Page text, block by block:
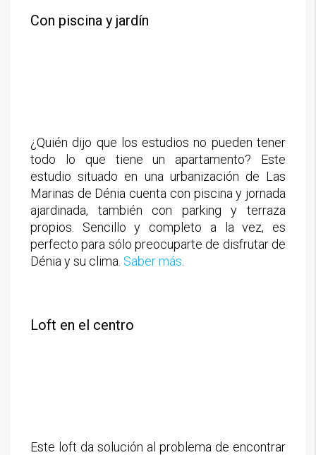
Con piscina y jardín
¿Quién dijo que los estudios no pueden tener
todo lo que tiene un apartamento? Este
estudio situado en una urbanización de Las
Marinas de Dénia cuenta con piscina y jornada
ajardinada, también con parking y terraza
propios. Sencillo y completo a la vez, es
perfecto para sólo preocuparte de disfrutar de
Dénia y su clima. Saber más
Loft en el centro
Este loft da solución al problema de encontrar